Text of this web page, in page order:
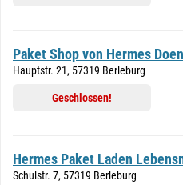
Paket Shop von Hermes
Hauptstr. 21, 57319 Berleburg
Geschlossen!
Hermes Paket Laden
Schulstr. 7, 57319 Berleburg